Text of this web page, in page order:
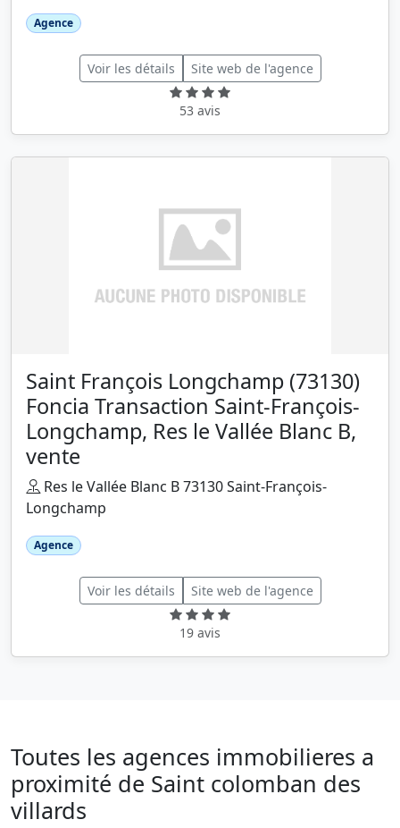
Agence
Voir les détails Site web de l'agence
53 avis
Saint François Longchamp (73130)
Foncia Transaction Saint-François-
Longchamp, Res le Vallée Blanc B,
vente
Res le Vallée Blanc B 73130 Saint-François-
Longchamp
Agence
Voir les détails Site web de l'agence
19 avis
Toutes les agences immobilieres a
proximité de Saint colomban des
villards